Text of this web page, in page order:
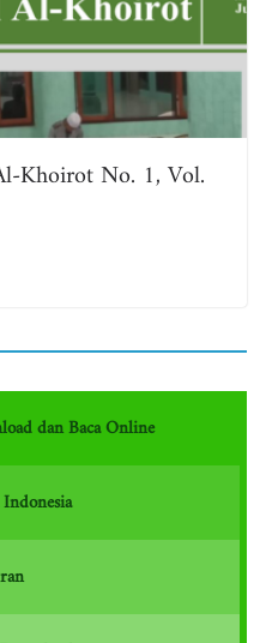
Khoirot No. 1, Vol.